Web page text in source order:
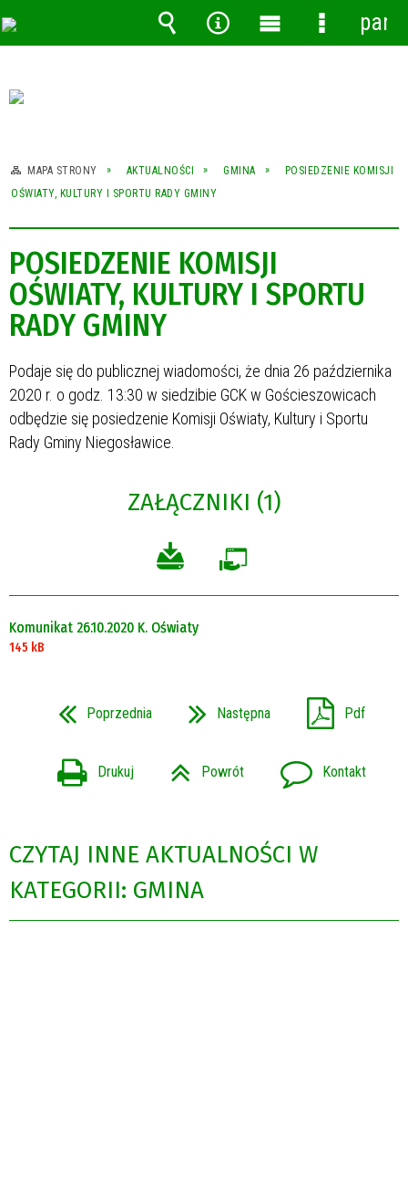
MAPA STRONY AKTUALNOŚCI GMINA
POSIEDZENIE KOMISJI
OŚWIATY, KULTURY I SPORTU RADY GMINY
POSIEDZENIE KOMISJI
OŚWIATY, KULTURY I SPORTU
RADY GMINY
Podaje się do publicznej wiadomości, że dnia 26 października
2020 r. o godz. 13:30 w siedzibie GCK w Gościeszowicach
odbędzie się posiedzenie Komisji Oświaty, Kultury i Sportu
Rady Gminy Niegosławice.
ZAŁĄCZNIKI (1)
Komunikat 26.10.2020 K. Oświaty
145 kB
Poprzednia Następna Pdf
Drukuj Powrót Kontakt
CZYTAJ INNE AKTUALNOŚCI W
KATEGORII: GMINA
Wyszukiwarka
Narzędzia
MenuMenu